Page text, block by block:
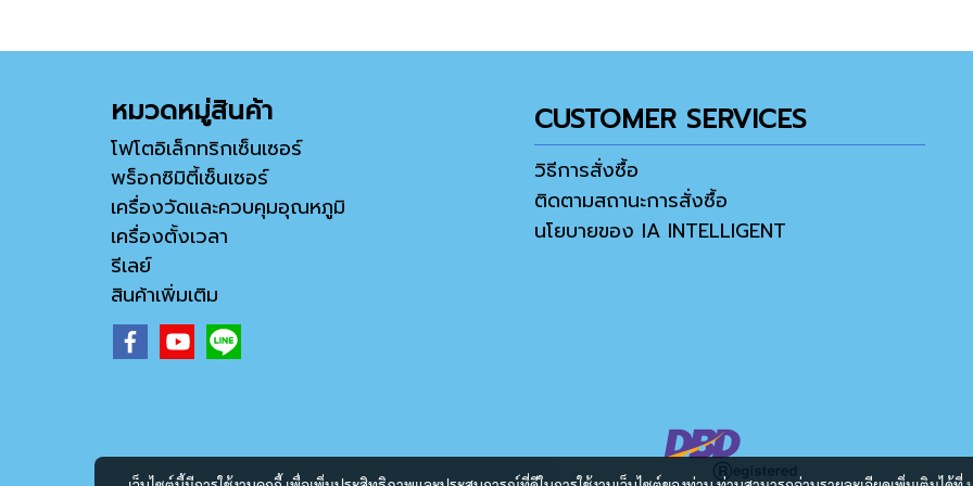
หมวดหมู่สินค้า
โฟโตอิเล็กทริกเซ็นเซอร์
พร็อกซิมิตี้เซ็นเซอร์
เครื่องวัดและควบคุมอุณหภูมิ
เครื่องตั้งเวลา
รีเลย์
สินค้าเพิ่มเติม
CUSTOMER SERVICES
วิธีการสั่งซื้อ
ติดตามสถานะการสั่งซื้อ
นโยบายของ IA INTELLIGENT